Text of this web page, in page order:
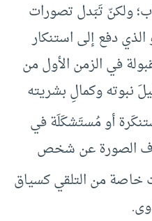
ولكنّ تَبَدل تصورات
دفع إلى استنكار
في الزمن الأول من
نبوته وكمالِ بشريته
أو مُستَشكَلَة في
الصورة عن شخص
خاصة من التلقي كسياق